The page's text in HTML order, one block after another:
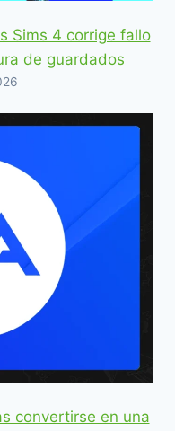
Sims 4 corrige fallo
de guardados
convertirse en una